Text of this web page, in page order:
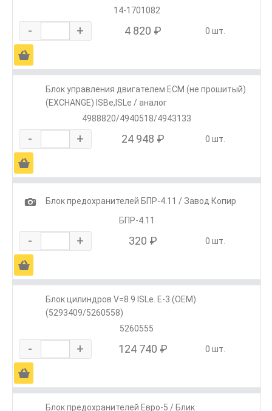
14-1701082
- + 4 820 ₽ 0 шт.
Ä
Блок управления двигателем ECM (не прошитый)
(EXCHANGE) ISBe,ISLe / аналог
4988820/4940518/4943133
- + 24 948 ₽ 0 шт.
Ä
1
Блок предохранителей БПР-4.11 / Завод Копир
БПР-4.11
- + 320 ₽ 0 шт.
Ä
Блок цилиндров V=8.9 ISLe. E-3 (ОЕМ)
(5293409/5260558)
5260555
- + 124 740 ₽ 0 шт.
Ä
Блок предохранителей Евро-5 / Блик